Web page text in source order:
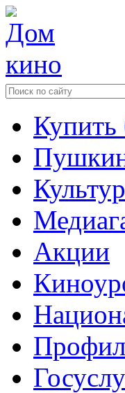
Купить
Акции